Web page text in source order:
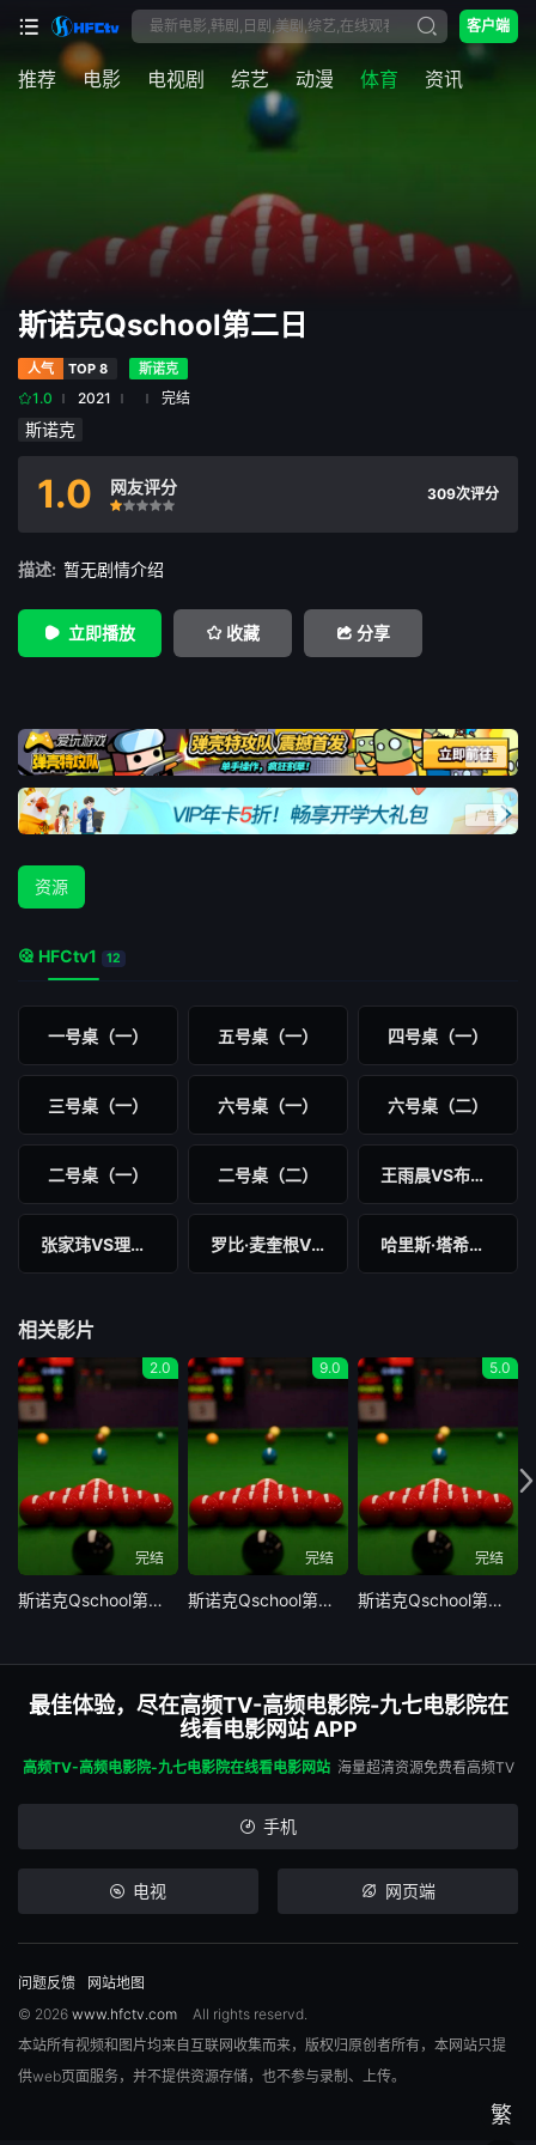
客户端
推荐 电影 电视剧 综艺 动漫 体育 资讯
斯诺克Qschool第二日
人气 TOP 8 斯诺克
1.0 2021 完结
斯诺克
1.0
网友评分
很差较差还行
推荐
力荐
309次评分
描述: 暂无剧情介绍
立即播放 收藏 分享
资源
HFCtv1 12
一号桌（一） 五号桌（一） 四号桌（一）
三号桌（一） 六号桌（一） 六号桌（二）
二号桌（一） 二号桌（二） 王雨晨VS布拉德利·考德瑞
张家玮VS理查德·宾斯 罗比·麦奎根VS陈志俊 哈里斯·塔希尔VS帕如克・艾尔肯
相关影片
2.0
完结
斯诺克Qschool第五日
9.0
完结
斯诺克Qschool第四日
5.0
完结
斯诺克Qschool第三日
繁
最佳体验，尽在高频TV-高频电影院-九七电影院在
线看电影网站 APP
高频TV-高频电影院-九七电影院在线看电影网站 海量超清资源免费看高频TV
手机
电视 网页端
问题反馈
网站地图
© 2026 www.hfctv.com
All rights reservd.
本站所有视频和图片均来自互联网收集而来，版权归原创者所有，本网站只提
供web页面服务，并不提供资源存储，也不参与录制、上传。